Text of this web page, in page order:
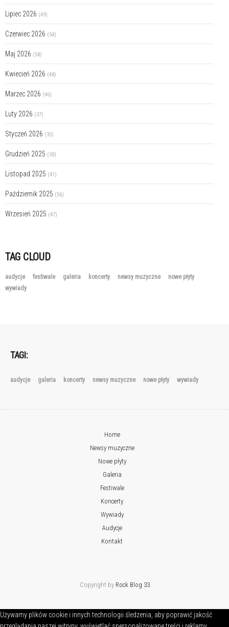
Lipiec 2026 (49)
Czerwiec 2026 (54)
Maj 2026 (58)
Kwiecień 2026 (48)
Marzec 2026 (46)
Luty 2026 (37)
Styczeń 2026 (35)
Grudzień 2025 (30)
Listopad 2025 (41)
Październik 2025 (56)
Wrzesień 2025 (47)
TAG CLOUD
audycje festiwale galeria koncerty newsy muzyczne
nowe płyty
wywiady
TAGI:
audycje galeria koncerty newsy muzyczne nowe płyty wywiady
Home
Newsy muzyczne
Nowe płyty
Galeria
Festiwale
Koncerty
Wywiady
Audycje
Kontakt
Copyright by Rock Blog 33
Używamy plików cookie i innych technologii śledzenia, aby poprawić jakość